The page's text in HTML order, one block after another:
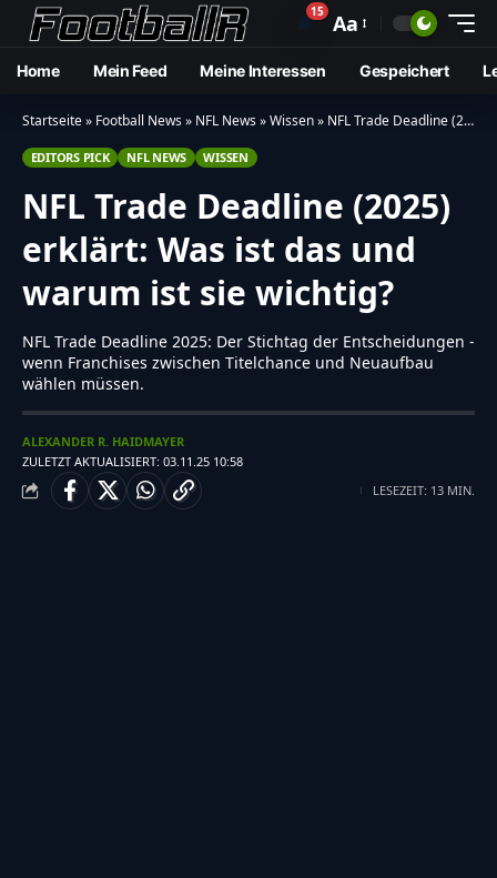
🔔15 Aa
Home Mein Feed Meine Interessen Gespeichert
Startseite» Football News» NFL News»Wissen» NFL Trade Deadline (2025) erklärt: Was ist das und warum ist sie wichtig?
EDITORS PICK NFL NEWS WISSEN
NFL Trade Deadline (2025)
erklärt: Was ist das und
warum ist sie wichtig?
NFL Trade Deadline 2025: Der Stichtag der Entscheidungen -
wenn Franchises zwischen Titelchance und Neuaufbau
wählen müssen.
ZULETZT AKTUALISIERT: 03.11.25 10:58
ALEXANDER R. HAIDMAYER
LESEZEIT: 13 MIN.